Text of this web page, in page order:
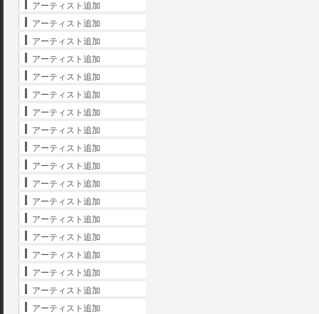
アーティスト追加
アーティスト追加
アーティスト追加
アーティスト追加
アーティスト追加
アーティスト追加
アーティスト追加
アーティスト追加
アーティスト追加
アーティスト追加
アーティスト追加
アーティスト追加
アーティスト追加
アーティスト追加
アーティスト追加
アーティスト追加
アーティスト追加
アーティスト追加